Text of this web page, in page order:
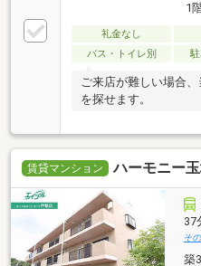
1
礼金なし
バス・トイレ別
ご来店が難しい場合
を探せます。
賃貸マンション ハーモニー
37
そ
築